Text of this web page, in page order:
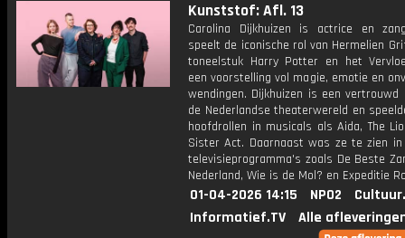
Kunststof: Afl. 13
Carolina Dijkhuizen is actrice en
speelt de iconische rol van Hermelien
toneelstuk Harry Potter en het
een voorstelling vol magie, emotie en
wendingen. Dijkhuizen is een vertrouwd
de Nederlandse theaterwereld en
hoofdrollen in musicals als Aida, The
Sister Act. Daarnaast was ze te zien in
televisieprogramma's zoals De Beste
Nederland, Wie is de Mol? en Expeditie
01-04-2026 14:15 NPO2
Informatief.TV
Alle